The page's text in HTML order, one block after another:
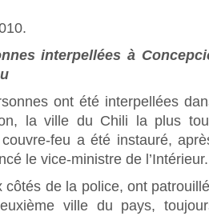
interpellées à
ont été interpellées
la ville du Chili la plus
feu a été instauré,
le vice-ministre de l’Intérieur.
côtés de la police, ont
ville du pays,